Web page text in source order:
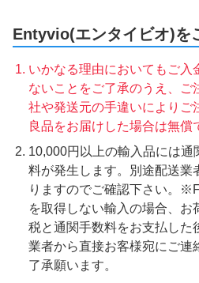
Entyvio(エンタイビオ)を
いかなる理由においてもご入
ないことをご了承のうえ、ご
社や発送元の手違いによりご
良品をお届けした場合は無償
10,000円以上の輸入品には通
料が発生します。別途配送業
りますのでご確認下さい。
を取得しない輸入の場合、お
税と通関手数料をお支払した
業者から直接お客様宛にご連
了承願います。